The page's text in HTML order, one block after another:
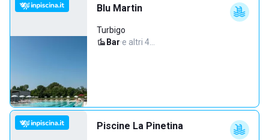
Blu Martin
Turbigo
Bar·e altri 4…
Piscine La Pinetina